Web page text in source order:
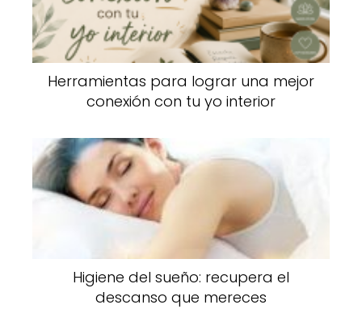
Herramientas para lograr una mejor
conexión con tu yo interior
Higiene del sueño: recupera el
descanso que mereces